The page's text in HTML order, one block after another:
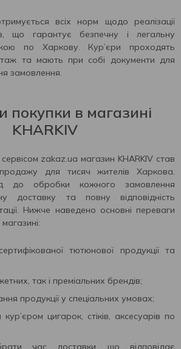
всіх норм щодо реалізації
що гарантує безпечну і легальну
по Харкову. Кур’єри проходять
та мають при собі документи для
замовлення.
покупки в магазині
KHARKIV
zakaz.ua магазин KHARKIV став
для тисяч жителів Харкова.
до обробки кожного замовлення
доставку та повну відповідність
Нижче наведено основні переваги
тютюнової продукції та
так і преміальних брендів;
продукції у спеціальних умовах;
цигарок, стіків, аксесуарів по
час доставки, що відповідає